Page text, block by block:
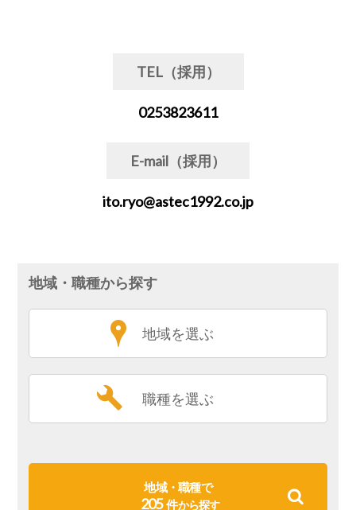
TEL（採用）
0253823611
E-mail（採用）
ito.ryo@astec1992.co.jp
地域・職種から探す
地域を選ぶ
職種を選ぶ
地域・職種で
205 件から探す